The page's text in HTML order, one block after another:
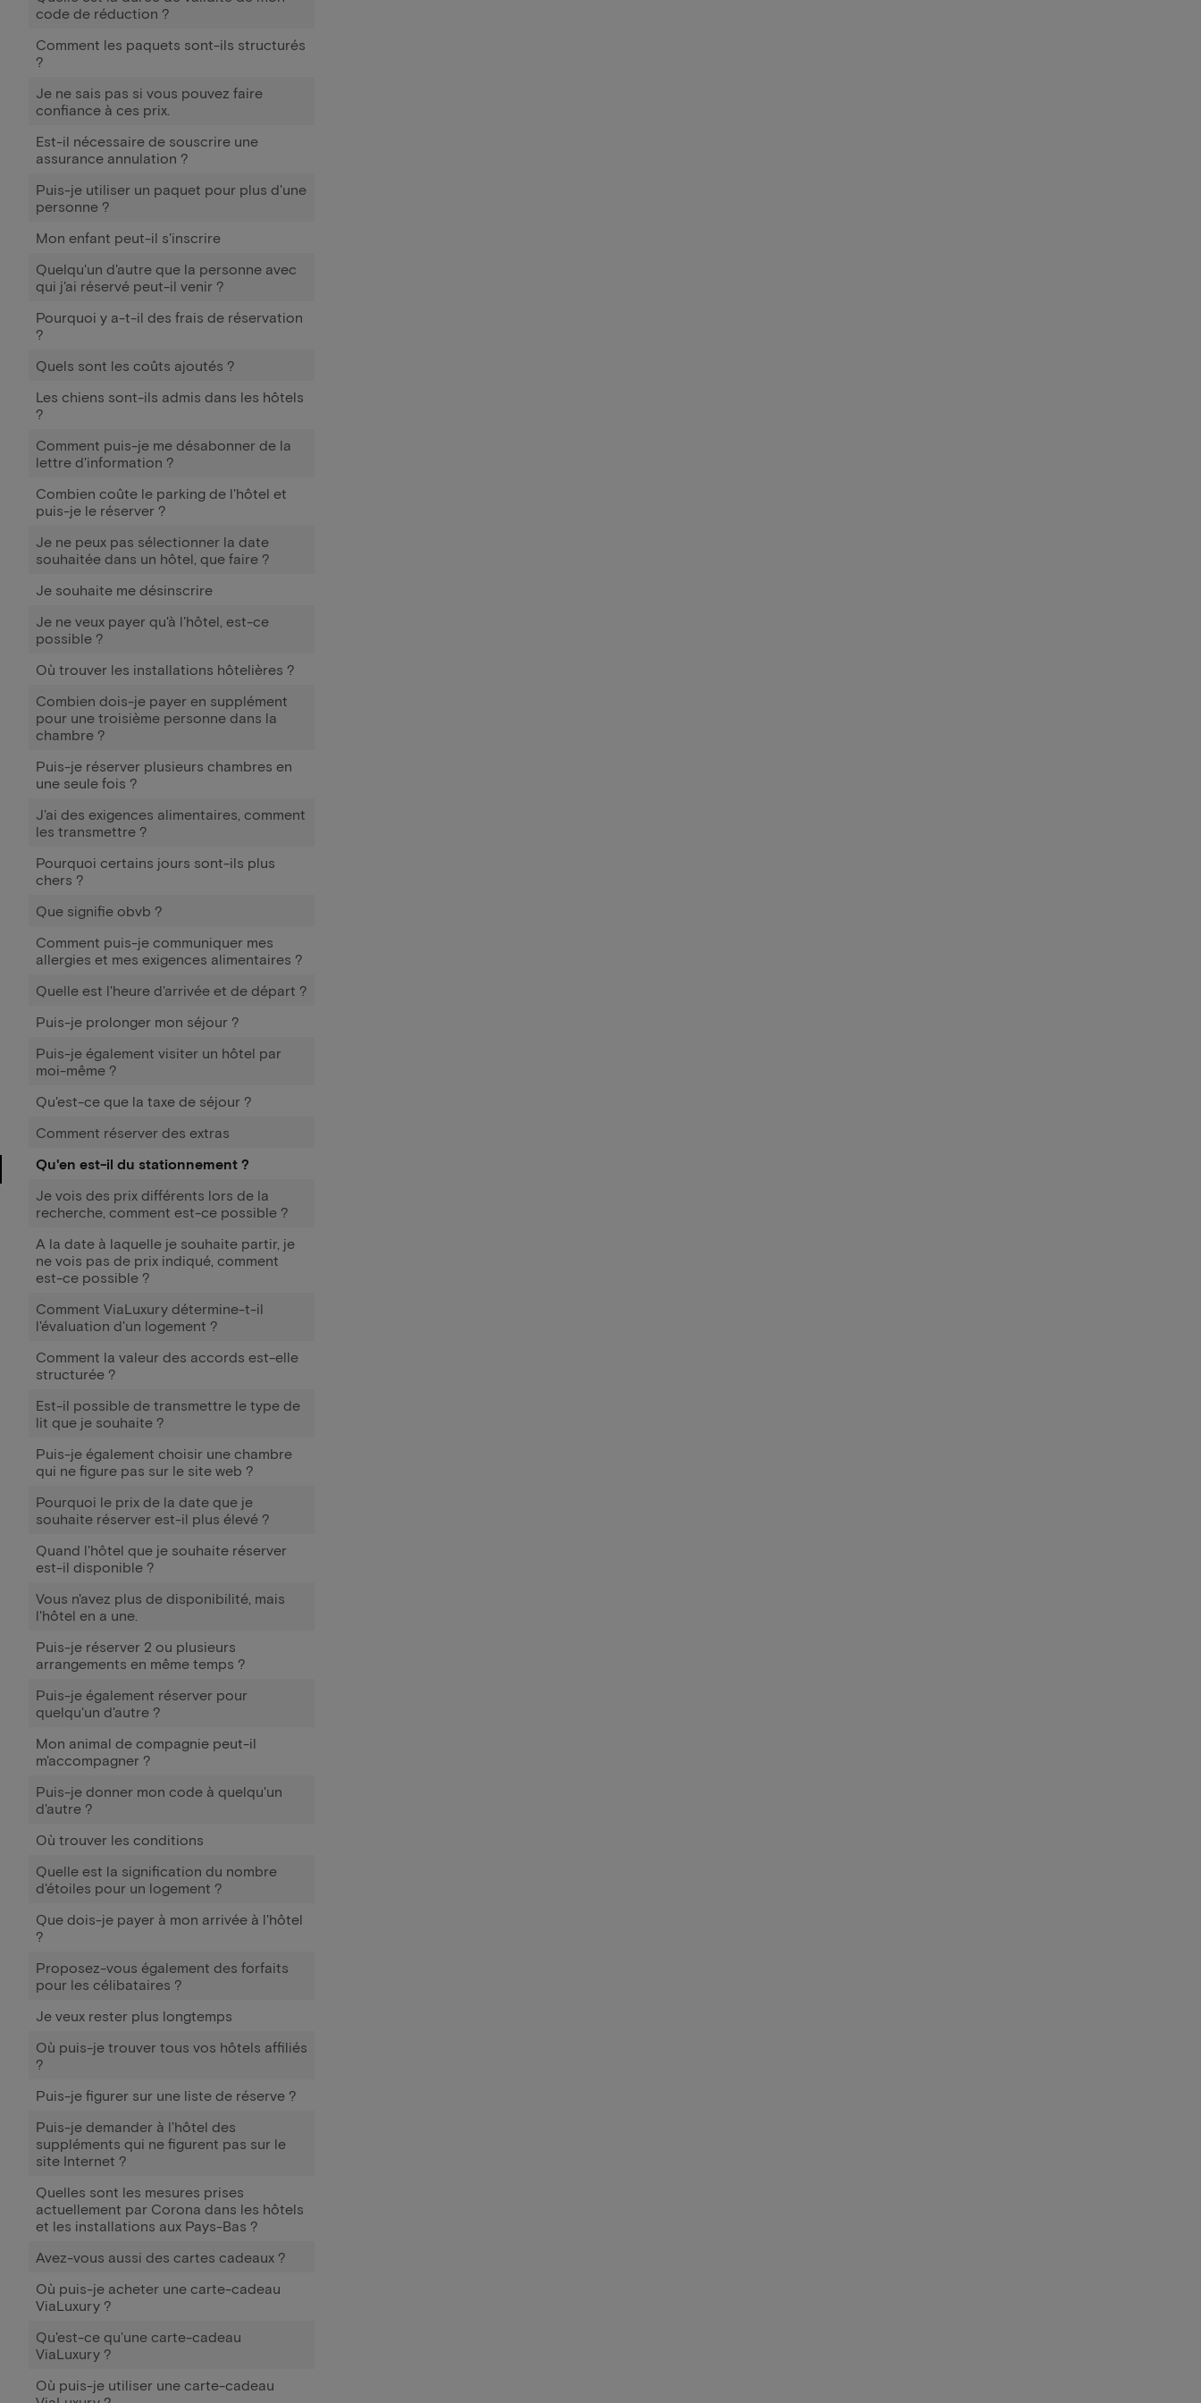
code de réduction ?
Comment les paquets sont-ils structurés
?
Je ne sais pas si vous pouvez faire
confiance à ces prix.
Est-il nécessaire de souscrire une
assurance annulation ?
Puis-je utiliser un paquet pour plus d'une
personne ?
Mon enfant peut-il s'inscrire
Quelqu'un d'autre que la personne avec
qui j'ai réservé peut-il venir ?
Pourquoi y a-t-il des frais de réservation
?
Quels sont les coûts ajoutés ?
Les chiens sont-ils admis dans les hôtels
?
Comment puis-je me désabonner de la
lettre d'information ?
Combien coûte le parking de l'hôtel et
puis-je le réserver ?
Je ne peux pas sélectionner la date
souhaitée dans un hôtel, que faire ?
Je souhaite me désinscrire
Je ne veux payer qu'à l'hôtel, est-ce
possible ?
Où trouver les installations hôtelières ?
Combien dois-je payer en supplément
pour une troisième personne dans la
chambre ?
Puis-je réserver plusieurs chambres en
une seule fois ?
J'ai des exigences alimentaires, comment
les transmettre ?
Pourquoi certains jours sont-ils plus
chers ?
Que signifie obvb ?
Comment puis-je communiquer mes
allergies et mes exigences alimentaires ?
Quelle est l'heure d'arrivée et de départ ?
Puis-je prolonger mon séjour ?
Puis-je également visiter un hôtel par
moi-même ?
Qu'est-ce que la taxe de séjour ?
Comment réserver des extras
Qu'en est-il du stationnement ?
Je vois des prix différents lors de la
recherche, comment est-ce possible ?
A la date à laquelle je souhaite partir, je
ne vois pas de prix indiqué, comment
est-ce possible ?
Comment ViaLuxury détermine-t-il
l'évaluation d'un logement ?
Comment la valeur des accords est-elle
structurée ?
Est-il possible de transmettre le type de
lit que je souhaite ?
Puis-je également choisir une chambre
qui ne figure pas sur le site web ?
Pourquoi le prix de la date que je
souhaite réserver est-il plus élevé ?
Quand l'hôtel que je souhaite réserver
est-il disponible ?
Vous n'avez plus de disponibilité, mais
l'hôtel en a une.
Puis-je réserver 2 ou plusieurs
arrangements en même temps ?
Puis-je également réserver pour
quelqu'un d'autre ?
Mon animal de compagnie peut-il
m'accompagner ?
Puis-je donner mon code à quelqu'un
d'autre ?
Où trouver les conditions
Quelle est la signification du nombre
d'étoiles pour un logement ?
Que dois-je payer à mon arrivée à l'hôtel
?
Proposez-vous également des forfaits
pour les célibataires ?
Je veux rester plus longtemps
Où puis-je trouver tous vos hôtels affiliés
?
Puis-je figurer sur une liste de réserve ?
Puis-je demander à l'hôtel des
suppléments qui ne figurent pas sur le
site Internet ?
Quelles sont les mesures prises
actuellement par Corona dans les hôtels
et les installations aux Pays-Bas ?
Avez-vous aussi des cartes cadeaux ?
Où puis-je acheter une carte-cadeau
ViaLuxury ?
Qu'est-ce qu'une carte-cadeau
ViaLuxury ?
Où puis-je utiliser une carte-cadeau